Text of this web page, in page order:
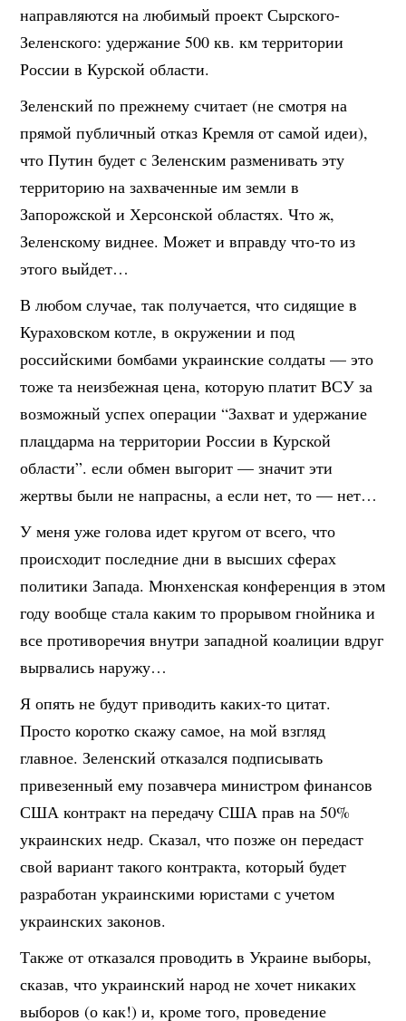
направляются на любимый проект Сырского-
Зеленского: удержание 500 кв. км территории
России в Курской области.
Зеленский по прежнему считает (не смотря на
прямой публичный отказ Кремля от самой идеи),
что Путин будет с Зеленским разменивать эту
территорию на захваченные им земли в
Запорожской и Херсонской областях. Что ж,
Зеленскому виднее. Может и вправду что-то из
этого выйдет…
В любом случае, так получается, что сидящие в
Кураховском котле, в окружении и под
российскими бомбами украинские солдаты — это
тоже та неизбежная цена, которую платит ВСУ за
возможный успех операции “Захват и удержание
плацдарма на территории России в Курской
области”. если обмен выгорит — значит эти
жертвы были не напрасны, а если нет, то — нет…
У меня уже голова идет кругом от всего, что
происходит последние дни в высших сферах
политики Запада. Мюнхенская конференция в этом
году вообще стала каким то прорывом гнойника и
все противоречия внутри западной коалиции вдруг
вырвались наружу…
Я опять не будут приводить каких-то цитат.
Просто коротко скажу самое, на мой взгляд
главное. Зеленский отказался подписывать
привезенный ему позавчера министром финансов
США контракт на передачу США прав на 50%
украинских недр. Сказал, что позже он передаст
свой вариант такого контракта, который будет
разработан украинскими юристами с учетом
украинских законов.
Также от отказался проводить в Украине выборы,
сказав, что украинский народ не хочет никаких
выборов (о как!) и, кроме того, проведение